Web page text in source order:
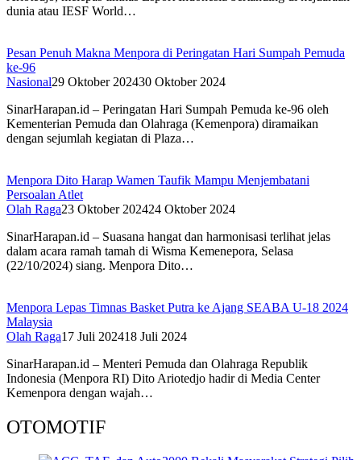
dunia atau IESF World…
Pesan Penuh Makna Menpora di Peringatan Hari Sumpah Pemuda
ke-96
Nasional29 Oktober 202430 Oktober 2024
SinarHarapan.id – Peringatan Hari Sumpah Pemuda ke-96 oleh
Kementerian Pemuda dan Olahraga (Kemenpora) diramaikan
dengan sejumlah kegiatan di Plaza…
Menpora Dito Harap Wamen Taufik Mampu Menjembatani
Persoalan Atlet
Olah Raga23 Oktober 202424 Oktober 2024
SinarHarapan.id – Suasana hangat dan harmonisasi terlihat jelas
dalam acara ramah tamah di Wisma Kemenepora, Selasa
(22/10/2024) siang. Menpora Dito…
Menpora Lepas Timnas Basket Putra ke Ajang SEABA U-18 2024
Malaysia
Olah Raga17 Juli 202418 Juli 2024
SinarHarapan.id – Menteri Pemuda dan Olahraga Republik
Indonesia (Menpora RI) Dito Ariotedjo hadir di Media Center
Kemenpora dengan wajah…
OTOMOTIF